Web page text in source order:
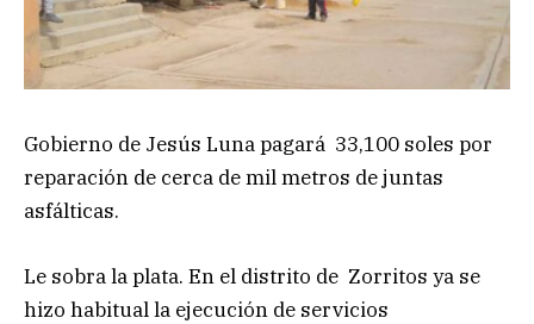
Gobierno de Jesús Luna pagará 33,100 soles por
reparación de cerca de mil metros de juntas
asfálticas.
Le sobra la plata. En el distrito de Zorritos ya se
hizo habitual la ejecución de servicios